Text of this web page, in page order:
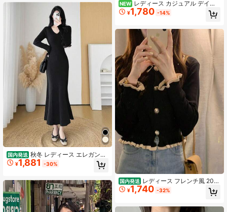
国内発送 秋冬 レディース エレガント
シャープレディー ニットフィッシュ
テールロングワンピース スリムフィ
¥1,881 -30%
NEW レディース カジュアル デイリ
ー通勤 ファッション ルーズ ミニマ
ル 無地 ハーフハイネック ドロップ
¥1,780 -14%
国内発送 レディース フレンチ風 202
5 秋冬 ニットインナー ショート丈 ×
ターンダウンカラー 長袖スリムフィ
¥1,740 -32%